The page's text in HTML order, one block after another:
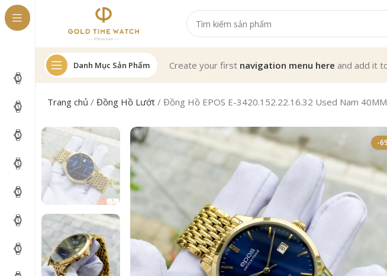
Danh Mục Sản Phẩm Create your first navigation menu here and add it
Trang chủ /Đồng Hồ Lướt /Đồng Hồ EPOS E-3420.152.22.16.32 Used Nam 40MM
-